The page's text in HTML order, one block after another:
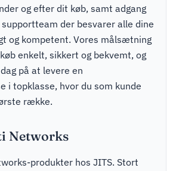
og efter dit køb, samt adgang
der besvarer alle dine
og kompetent. Vores målsætning
enkelt, sikkert og bekvemt, og
på at levere en
i topklasse, hvor du som kunde
række.
Networks
produkter hos JITS. Stort